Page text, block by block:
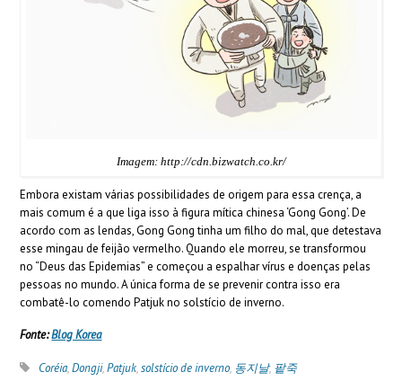
Imagem: http://cdn.bizwatch.co.kr/
Embora existam várias possibilidades de origem para essa crença, a
mais comum é a que liga isso à figura mítica chinesa ‘Gong Gong’. De
acordo com as lendas, Gong Gong tinha um filho do mal, que detestava
esse mingau de feijão vermelho. Quando ele morreu, se transformou
no “Deus das Epidemias” e começou a espalhar vírus e doenças pelas
pessoas no mundo. A única forma de se prevenir contra isso era
combatê-lo comendo Patjuk no solstício de inverno.
Fonte:Blog Korea
Coréia,Dongji,Patjuk,solstício de inverno, 동지날, 팥죽